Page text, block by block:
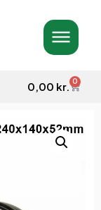
0,00 kr. 0